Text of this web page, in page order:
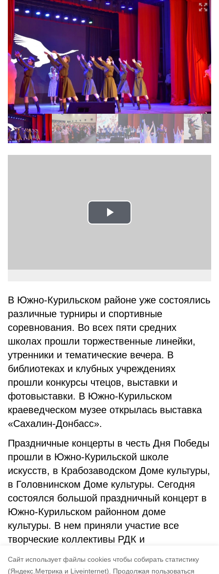
Cайт использует файлы cookies чтобы собирать статистику
(Яндекс.Метрика и Liveinternet).
Продолжая пользоваться
Play
В Южно-Курильском районе уже состоялись
различные турниры и спортивные
соревнования. Во всех пяти средних
школах прошли торжественные линейки,
утренники и тематические вечера. В
библиотеках и клубных учреждениях
прошли конкурсы чтецов, выставки и
фотовыставки. В Южно-Курильском
краеведческом музее открылась выставка
«Сахалин-Донбасс».
Праздничные концерты в честь Дня Победы
прошли в Южно-Курильской школе
искусств, в Крабозаводском Доме культуры,
в Головнинском Доме культуры. Сегодня
состоялся большой праздничный концерт в
Южно-Курильском районном доме
культуры. В нем приняли участие все
творческие коллективы РДК и
клубов п. Лагунное и п. Горячий Пляж.